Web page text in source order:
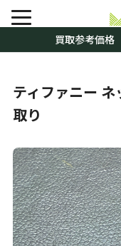
買取参考価格
ティファニー
取り